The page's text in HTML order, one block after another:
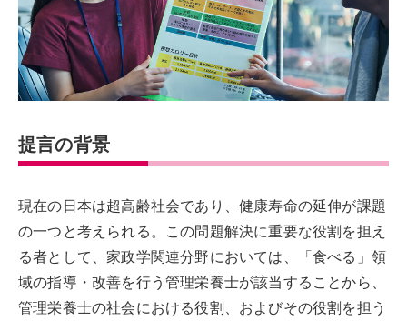
提言の背景
現在の日本は超高齢社会であり、健康寿命の延伸が課題
の一つと考えられる。この問題解決に重要な役割を担え
る者として、家政学関連分野においては、「食べる」領
域の指導・改善を行う管理栄養士が該当することから、
管理栄養士の社会における役割、およびその役割を担う